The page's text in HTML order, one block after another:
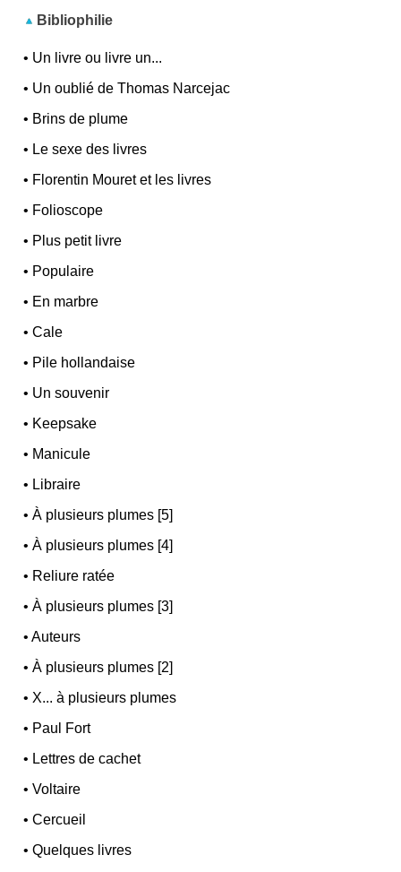
Bibliophilie
• Un livre ou livre un...
• Un oublié de Thomas Narcejac
• Brins de plume
• Le sexe des livres
• Florentin Mouret et les livres
• Folioscope
• Plus petit livre
• Populaire
• En marbre
•Cale
• Pile hollandaise
• Un souvenir
• Keepsake
• Manicule
• Libraire
•À plusieurs plumes [5]
•À plusieurs plumes [4]
• Reliure ratée
•À plusieurs plumes [3]
•Auteurs
•À plusieurs plumes [2]
• X... à plusieurs plumes
• Paul Fort
• Lettres de cachet
•Voltaire
•Cercueil
•Quelques livres